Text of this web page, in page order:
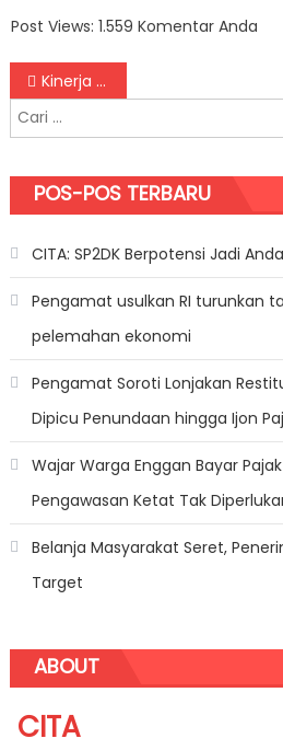
Post Views: 1.559 Komentar Anda
Navigasi pos
Kinerja Per Jenis Pajak Semester I 2021
Cari untuk:
POS-POS TERBARU
CITA: SP2DK Berpotensi Jadi
Pengamat usulkan RI turunkan
pelemahan ekonomi
Pengamat Soroti Lonjakan
Dipicu Penundaan hingga Ijon
Wajar Warga Enggan Bayar
Pengawasan Ketat Tak
Belanja Masyarakat Seret,
Target
ABOUT
CITA